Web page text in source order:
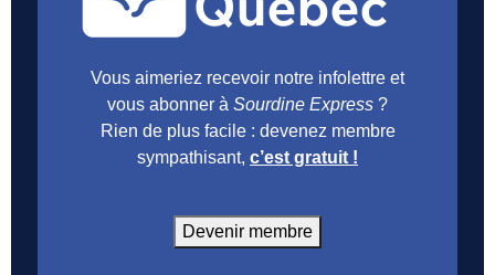
Vous aimeriez recevoir notre infolettre et
vous abonner à Sourdine Express ?
Rien de plus facile : devenez membre
sympathisant, c’est gratuit !
Devenir membre